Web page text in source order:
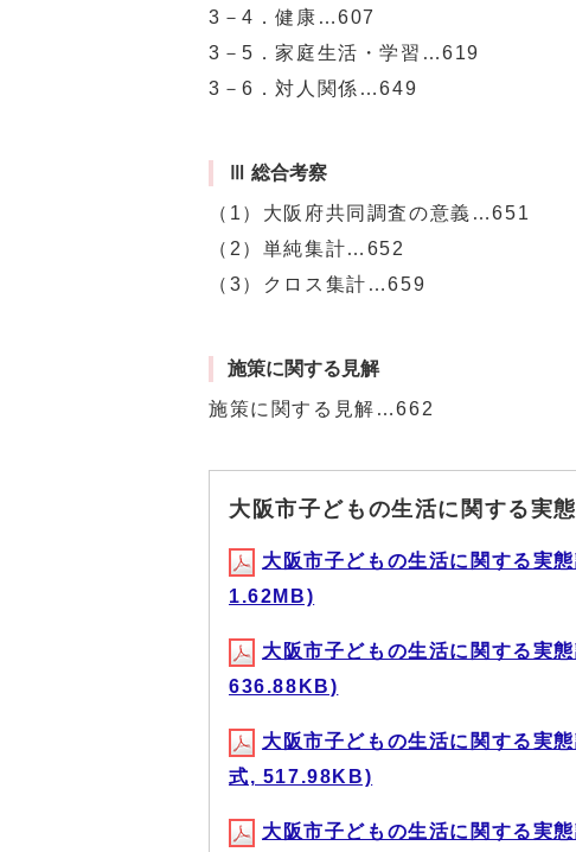
3－4．健康…607
3－5．家庭生活・学習…619
3－6．対人関係…649
Ⅲ 総合考察
（1）大阪府共同調査の意義…651
（2）単純集計…652
（3）クロス集計…659
施策に関する見解
施策に関する見解…662
大阪市子どもの生活に関する実
大阪市子どもの生活に関する実
1.62MB)
大阪市子どもの生活に関する実
636.88KB)
大阪市子どもの生活に関する実
式, 517.98KB)
大阪市子どもの生活に関する実